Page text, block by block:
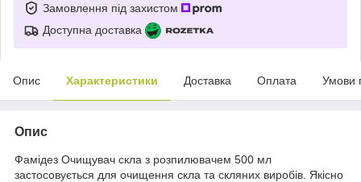
Замовлення під захистом
Доступна доставка
Опис Характеристики Доставка Оплата Умови
Опис
Фамідез Очищувач скла з розпилювачем 500 мл
застосовується для очищення скла та скляних виробів. Якісно